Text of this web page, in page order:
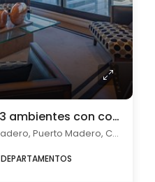
Venta departamento 3 ambientes con cochera en Puerto Madero
Juana Manso 740-Puerto Madero, Puerto Madero, Capital Federal
DEPARTAMENTOS